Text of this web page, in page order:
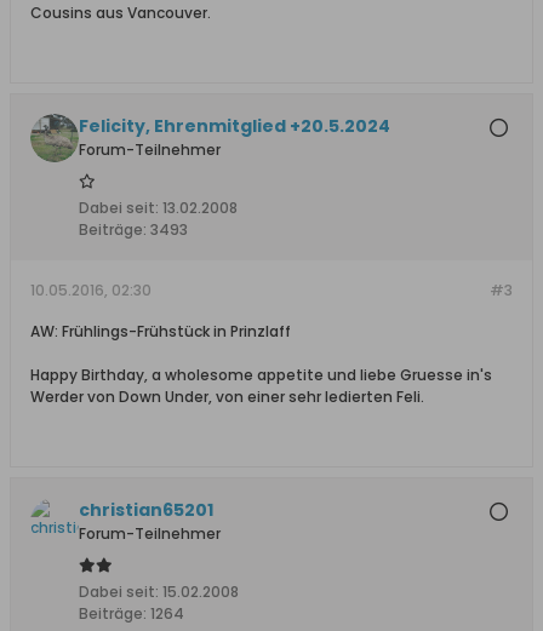
Cousins aus Vancouver.
Felicity, Ehrenmitglied +20.5.2024
Forum-Teilnehmer
Dabei seit: 13.02.2008
Beiträge: 3493
#3
10.05.2016, 02:30
AW: Frühlings-Frühstück in Prinzlaff
Happy Birthday, a wholesome appetite und liebe Gruesse in's
Werder von Down Under, von einer sehr ledierten Feli.
christian65201
Forum-Teilnehmer
Dabei seit: 15.02.2008
Beiträge: 1264